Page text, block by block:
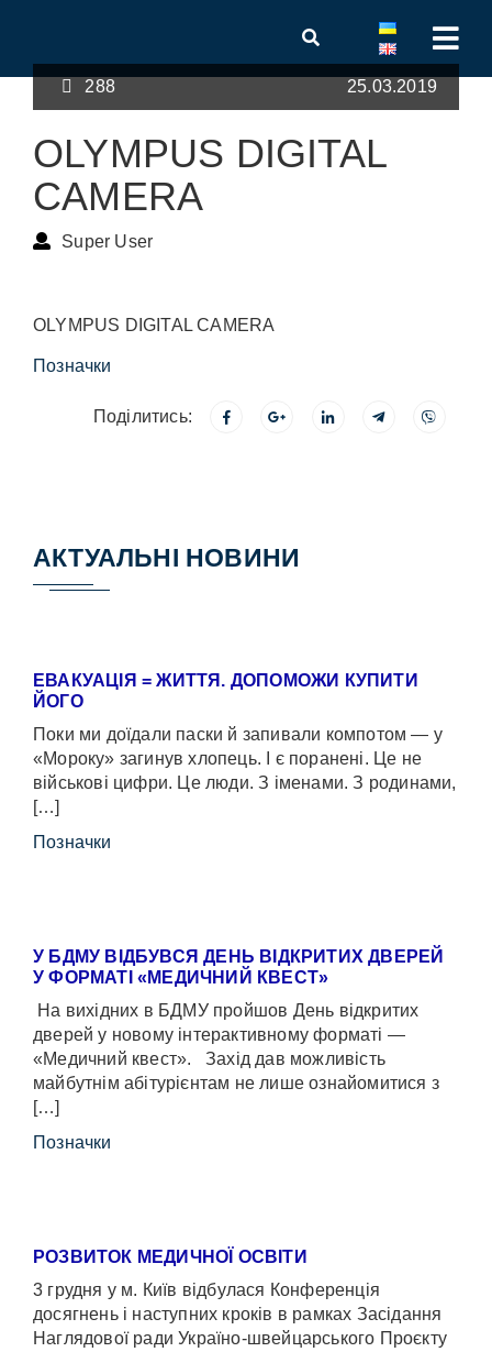
288 25.03.2019
OLYMPUS DIGITAL
CAMERA
Super User
OLYMPUS DIGITAL CAMERA
Позначки
Поділитись:
АКТУАЛЬНІ НОВИНИ
ЕВАКУАЦІЯ = ЖИТТЯ. ДОПОМОЖИ КУПИТИ
ЙОГО
Поки ми доїдали паски й запивали компотом — у
«Мороку» загинув хлопець. І є поранені. Це не
військові цифри. Це люди. З іменами. З родинами,
[…]
Позначки
У БДМУ ВІДБУВСЯ ДЕНЬ ВІДКРИТИХ ДВЕРЕЙ
У ФОРМАТІ «МЕДИЧНИЙ КВЕСТ»
На вихідних в БДМУ пройшов День відкритих
дверей у новому інтерактивному форматі —
«Медичний квест». Захід дав можливість
майбутнім абітурієнтам не лише ознайомитися з
[…]
Позначки
РОЗВИТОК МЕДИЧНОЇ ОСВІТИ
3 грудня у м. Київ відбулася Конференція
досягнень і наступних кроків в рамках Засідання
Наглядової ради Україно-швейцарського Проєкту